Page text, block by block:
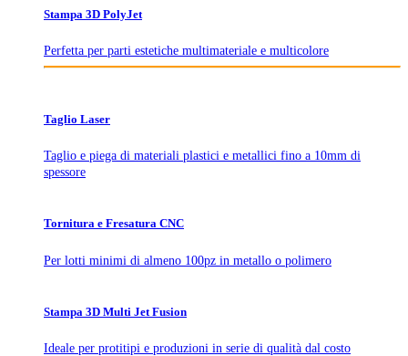
Stampa 3D PolyJet
Perfetta per parti estetiche multimateriale e multicolore
Taglio Laser
Taglio e piega di materiali plastici e metallici fino a 10mm di
spessore
Tornitura e Fresatura CNC
Per lotti minimi di almeno 100pz in metallo o polimero
Stampa 3D Multi Jet Fusion
Ideale per protitipi e produzioni in serie di qualità dal costo